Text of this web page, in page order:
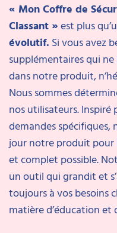
« Mon Coffre de
Classant »est plus
évolutif. Si vous avez
supplémentaires qui
dans notre produit,
Nous sommes
nos utilisateurs. Inspiré
demandes
jour notre produit pour
et complet possible.
un outil qui grandit et
toujours à vos besoins
matière d’éducation et